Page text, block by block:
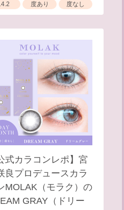
度あり 度なし
式カラコンレポ】宮
良プロデュースカラ
MOLAK（モラク）の
GRAY（ドリー